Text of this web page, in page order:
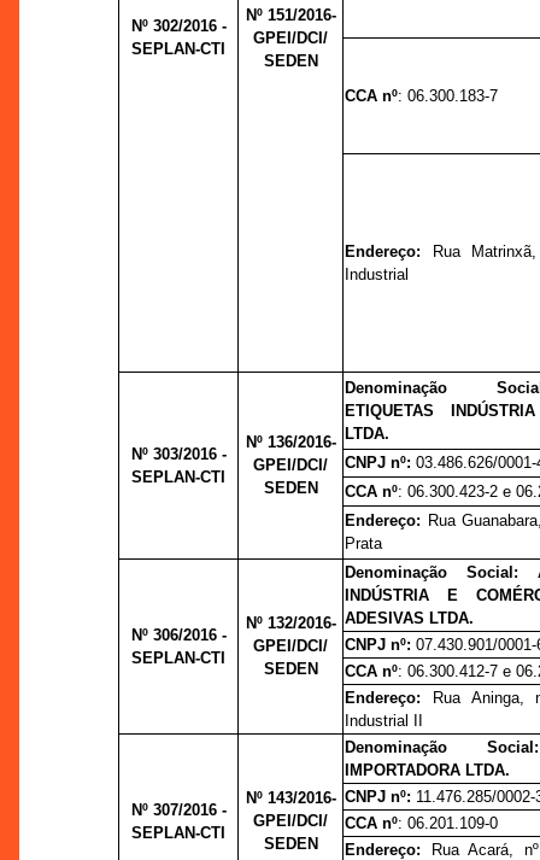
Nº 302/2016 -
SEPLAN-CTI
Nº 151/2016-
GPEI/DCI/
SEDEN
CCA nº: 06.300.183-7
Endereço:
Rua
Industrial
Nº 303/2016 -
SEPLAN-CTI
Nº 136/2016-
GPEI/DCI/
SEDEN
Denominação
ETIQUETAS
LTDA.
CNPJ nº:03.486.626/0001-
CCA nº: 06.300.423-2 e
Endereço: Rua
Prata
Nº 306/2016 -
SEPLAN-CTI
Nº 132/2016-
GPEI/DCI/
SEDEN
Denominação Social:
INDÚSTRIA E
ADESIVAS LTDA.
CNPJ nº:07.430.901/0001-
CCA nº: 06.300.412-7 e
Endereço:
Rua Aninga,
Industrial II
Nº 307/2016 -
SEPLAN-CTI
Nº 143/2016-
GPEI/DCI/
SEDEN
Denominação
IMPORTADORA LTDA.
CNPJ nº: 11.476.285/0002-
CCA nº: 06.201.109-0
Endereço:
Rua Acará,